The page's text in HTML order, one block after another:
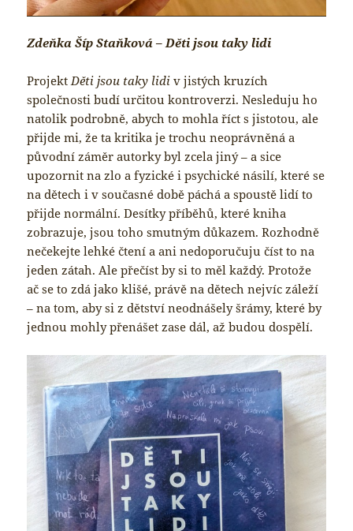
Zdeňka Šíp Staňková – Děti jsou taky lidi
Projekt Děti jsou taky lidi v jistých kruzích
společnosti budí určitou kontroverzi. Nesleduju ho
natolik podrobně, abych to mohla říct s jistotou, ale
přijde mi, že ta kritika je trochu neoprávněná a
původní záměr autorky byl zcela jiný – a sice
upozornit na zlo a fyzické i psychické násilí, které se
na dětech i v současné době páchá a spoustě lidí to
přijde normální. Desítky příběhů, které kniha
zobrazuje, jsou toho smutným důkazem. Rozhodně
nečekejte lehké čtení a ani nedoporučuju číst to na
jeden zátah. Ale přečíst by si to měl každý. Protože
ač se to zdá jako klišé, právě na dětech nejvíc záleží
– na tom, aby si z dětství neodnášely šrámy, které by
jednou mohly přenášet zase dál, až budou dospělí.